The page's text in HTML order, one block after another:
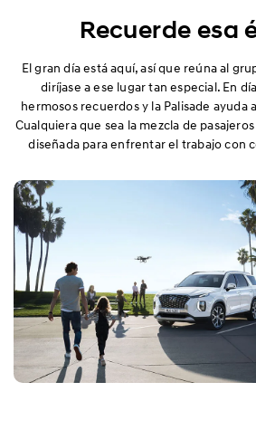
Recuerde esa
El gran día está aquí, así que reúna al
diríjase a ese lugar tan especial. En
hermosos recuerdos y la Palisade ayuda
Cualquiera que sea la mezcla de
diseñada para enfrentar el trabajo con